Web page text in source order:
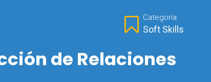
Categoría
Soft Skills
de Relaciones